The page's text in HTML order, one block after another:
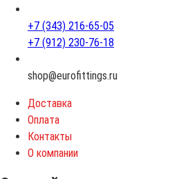
+7 (343) 216-65-05
+7 (912) 230-76-18
shop@eurofittings.ru
Доставка
Оплата
Контакты
О компании